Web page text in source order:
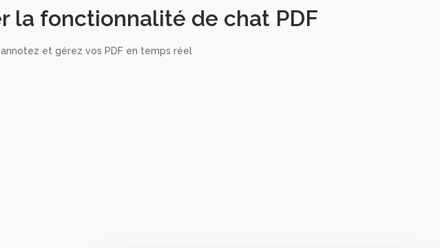
la fonctionnalité de chat PDF
annotez et gérez vos PDF en temps réel